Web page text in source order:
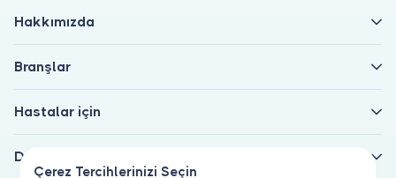
Çerez Tercihlerinizi Seçin
Hakkımızda
Branşlar
Hastalar için
Doktorlar için